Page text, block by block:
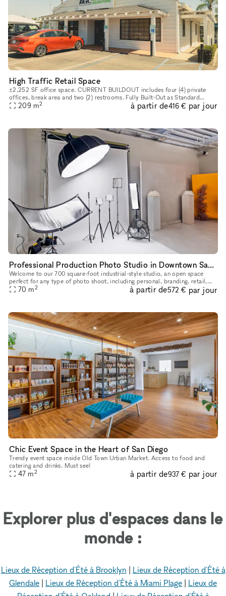
High Traffic Retail Space
±2,252 SF office space. CURRENT BUILDOUT includes four (4) private
offices, break area and two (2) restrooms. Fully Built-Out as Standard
Office Mostly Open Floor Plan Layout Fits 6 - 19 People 4 Pri
209 m2 à partir de416 € par jour
Professional Production Photo Studio in Downtown San Diego
Welcome to our 700 square-foot industrial-style studio, an open space
perfect for any type of photo shoot, including personal, branding, retail,
wholesale, and video production. We invite photographe
70 m2 à partir de572 € par jour
Chic Event Space in the Heart of San Diego
Trendy event space inside Old Town Urban Market. Access to food and
catering and drinks. Must see!
47 m2 à partir de937 € par jour
Explorer plus d'espaces dans le
monde :
Lieux de Réception d'Été à Brooklyn | Lieux de Réception d'Été à
Glendale | Lieux de Réception d'Été à Miami Plage | Lieux de